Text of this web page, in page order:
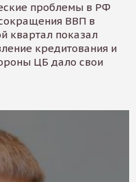
проблемы в РФ
ВВП в
квартал показал
кредитования и
ЦБ дало свои